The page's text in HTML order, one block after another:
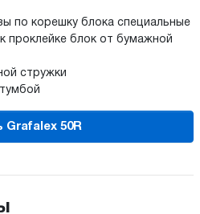
по корешку блока специальные
проклейке блок от бумажной
стружки
Grafalex 50R